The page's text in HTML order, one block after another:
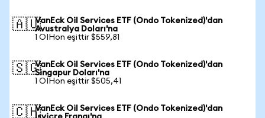
🇦🇺VanEck Oil Services ETF (Ondo Tokenized)'dan
Avustralya Doları'na
1 OIHon eşittir $559,81
🇸🇬VanEck Oil Services ETF (Ondo Tokenized)'dan
Singapur Doları'na
1 OIHon eşittir $505,41
🇨🇭VanEck Oil Services ETF (Ondo Tokenized)'dan